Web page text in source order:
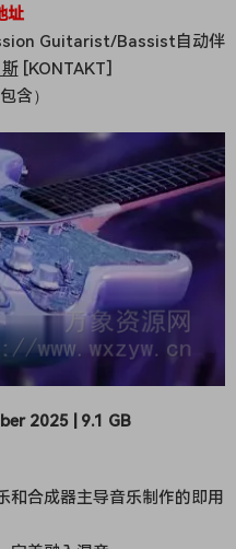
址
Guitarist/Bassist自动伴
[KONTAKT]
含）
2025 | 9.1 GB
和合成器主导音乐制作的即用